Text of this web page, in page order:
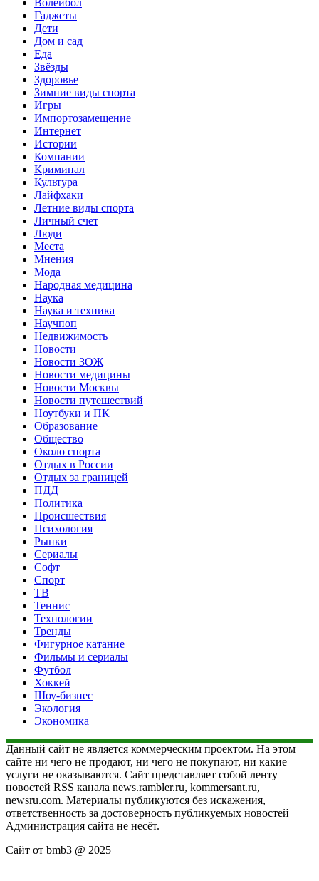
Волейбол
Гаджеты
Дети
Дом и сад
Еда
Звёзды
Здоровье
Зимние виды спорта
Игры
Импортозамещение
Интернет
Истории
Компании
Криминал
Культура
Лайфхаки
Летние виды спорта
Личный счет
Люди
Места
Мнения
Мода
Народная медицина
Наука
Наука и техника
Научпоп
Недвижимость
Новости
Новости ЗОЖ
Новости медицины
Новости Москвы
Новости путешествий
Ноутбуки и ПК
Образование
Общество
Около спорта
Отдых в России
Отдых за границей
ПДД
Политика
Происшествия
Психология
Рынки
Сериалы
Софт
Спорт
ТВ
Теннис
Технологии
Тренды
Фигурное катание
Фильмы и сериалы
Футбол
Хоккей
Шоу-бизнес
Экология
Экономика
Данный сайт не является коммерческим проектом. На этом
сайте ни чего не продают, ни чего не покупают, ни какие
услуги не оказываются. Сайт представляет собой ленту
новостей RSS канала news.rambler.ru, kommersant.ru,
newsru.com. Материалы публикуются без искажения,
ответственность за достоверность публикуемых новостей
Администрация сайта не несёт.
Сайт от bmb3 @ 2025